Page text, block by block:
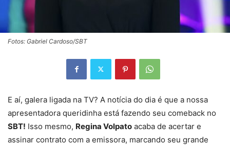
Fotos: Gabriel Cardoso/SBT
E aí, galera ligada na TV? A notícia do dia é que a nossa
apresentadora queridinha está fazendo seu comeback no
SBT! Isso mesmo, Regina Volpato acaba de acertar e
assinar contrato com a emissora, marcando seu grande